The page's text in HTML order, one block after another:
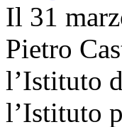
Il 31
Pietro
l’Istituto
l’Istituto